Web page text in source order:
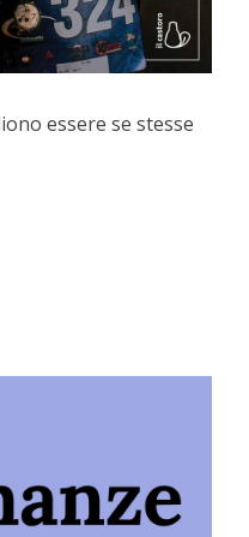
essere se stesse